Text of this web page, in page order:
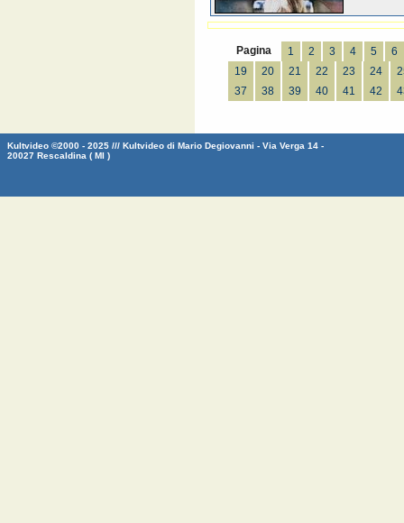
Pagina 1 2 3 4 5
6
19
20 21 22 23 24
37
38 39 40 41 42
Kultvideo ©2000 - 2025 /// Kultvideo di Mario Degiovanni - Via Verga 14 -
20027 Rescaldina ( MI )